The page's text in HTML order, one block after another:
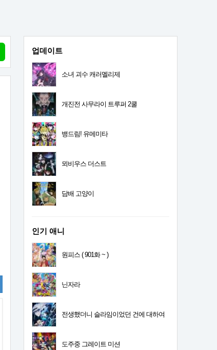
업데이트
소녀 괴수 캐러멜리제
개진전 사무라이 트루퍼 2쿨
뱅드림! 유메미타
뫼비우스 더스트
담배 고양이
인기 애니
원피스 ( 901화 ~ )
닌자라
전생했더니 슬라임이었던 건에 대하여
도주중 그레이트 미션